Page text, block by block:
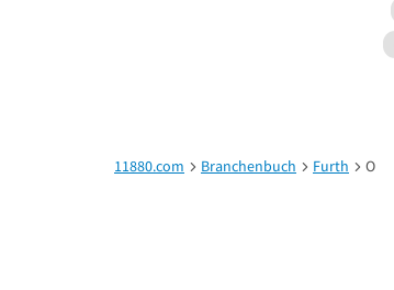
11880.com Branchenbuch Furth O